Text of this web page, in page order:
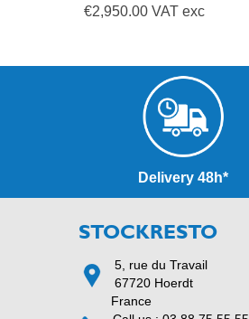
€2,950.00 VAT exc
Delivery 48h*
STOCKRESTO
5, rue du Travail
67720 Hoerdt
France